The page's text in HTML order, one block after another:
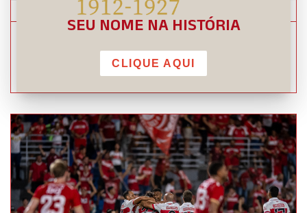
Foto: Francisco Cedrim/CRB
30 DE JULHO DE 2026
SEU NOME NA HISTÓRIA
CLIQUE AQUI